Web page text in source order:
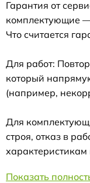
Гарантия от
комплектующие
Что считается
Для работ:
который
(например,
Для
строя, отказ в
Показать